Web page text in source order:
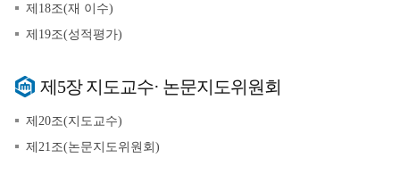
제18조(재 이수)
제19조(성적평가)
제5장 지도교수· 논문지도위원회
제20조(지도교수)
제21조(논문지도위원회)